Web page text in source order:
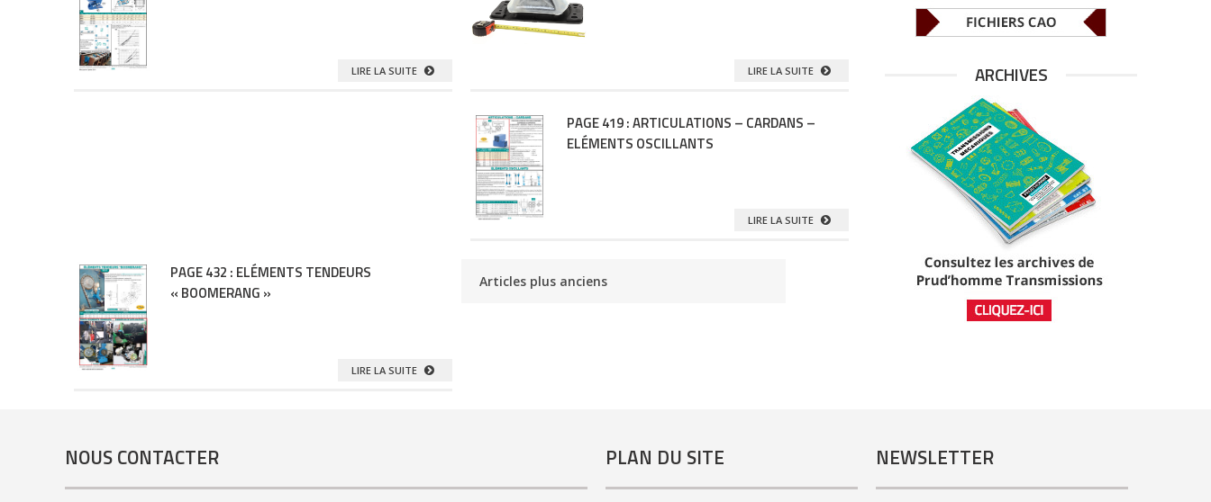
LIRE LA SUITE LIRE LA SUITE
PAGE 419 : ARTICULATIONS – CARDANS –
ELÉMENTS OSCILLANTS
LIRE LA SUITE
PAGE 432 : ELÉMENTS TENDEURS
« BOOMERANG »
LIRE LA SUITE
Articles plus anciens
ARCHIVES
NOUS CONTACTER PLAN DU SITE NEWSLETTER